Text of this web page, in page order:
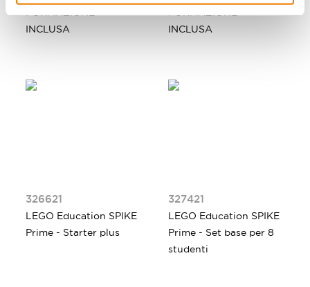
INCLUSA
INCLUSA
326621
LEGO Education SPIKE
Prime - Starter plus
327421
LEGO Education SPIKE
Prime - Set base per 8
studenti